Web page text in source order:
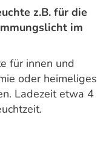
z.B. für die
im
für innen und
oder heimeliges
Ladezeit etwa 4